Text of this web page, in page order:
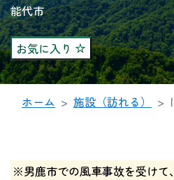
能代市
お気に入り
ホーム 施設（訪れる）
※男鹿市での風車事故を受けて